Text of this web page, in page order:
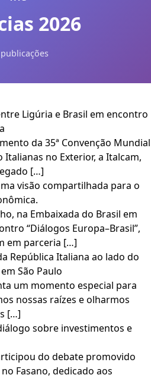
2026
Ligúria e Brasil em encontro
da 35ª Convenção Mundial
Italianas no Exterior, a Italcam,
[…]
visão compartilhada para o
na Embaixada do Brasil em
“Diálogos Europa–Brasil”,
em parceria […]
República Italiana ao lado do
São Paulo
um momento especial para
nossas raízes e olharmos
[…]
sobre investimentos e
do debate promovido
Fasano, dedicado aos